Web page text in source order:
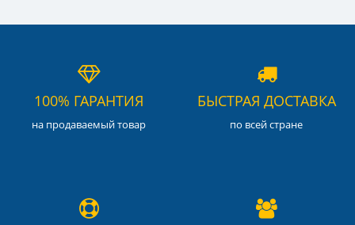
100% ГАРАНТИЯ
на продаваемый товар
БЫСТРАЯ ДОСТАВКА
по всей стране